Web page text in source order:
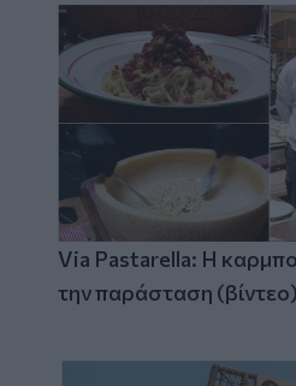
Via Pastarella: Η
την παράσταση (βίντεο)